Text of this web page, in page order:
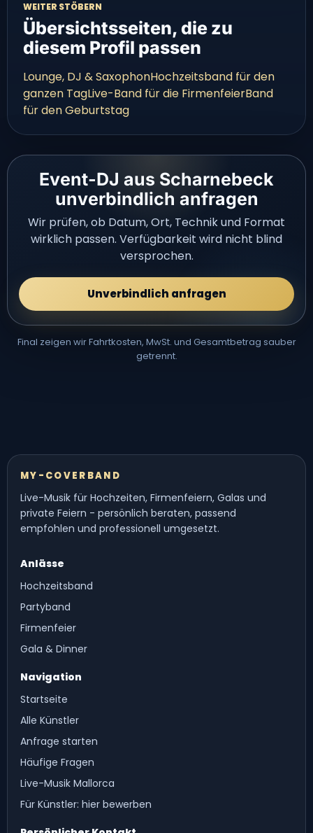
WEITER STÖBERN
Übersichtsseiten, die zu
diesem Profil passen
Lounge, DJ & SaxophonHochzeitsband für den
ganzen TagLive-Band für die FirmenfeierBand
für den Geburtstag
Event-DJ aus Scharnebeck
unverbindlich anfragen
Wir prüfen, ob Datum, Ort, Technik und Format
wirklich passen. Verfügbarkeit wird nicht blind
versprochen.
Unverbindlich anfragen
Final zeigen wir Fahrtkosten, MwSt. und Gesamtbetrag sauber
getrennt.
MY-COVERBAND
Live-Musik für Hochzeiten, Firmenfeiern, Galas und
private Feiern - persönlich beraten, passend
empfohlen und professionell umgesetzt.
Anlässe
Hochzeitsband
Partyband
Firmenfeier
Gala & Dinner
Navigation
Startseite
Alle Künstler
Anfrage starten
Häufige Fragen
Live-Musik Mallorca
Für Künstler: hier bewerben